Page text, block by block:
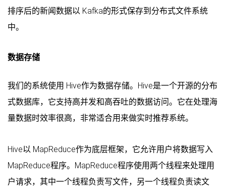
排序后的新闻数据以 Kafka的形式保存到分布式文件系统
中。
数据存储
我们的系统使用 Hive作为数据存储。Hive是一个开源的分布
式数据库，它支持高并发和高吞吐的数据访问。它在处理海
量数据时效率很高，非常适合用来做实时推荐系统。
Hive以 MapReduce作为底层框架，它允许用户将数据写入
MapReduce程序。MapReduce程序使用两个线程来处理用
户请求，其中一个线程负责写文件，另一个线程负责读文